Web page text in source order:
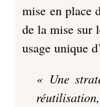
mise en place
de la mise sur
usage unique
« Une